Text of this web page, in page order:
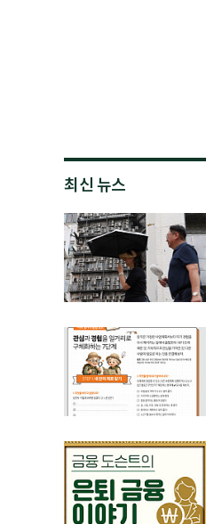
최신 뉴스